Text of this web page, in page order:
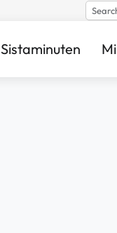
Sistaminuten